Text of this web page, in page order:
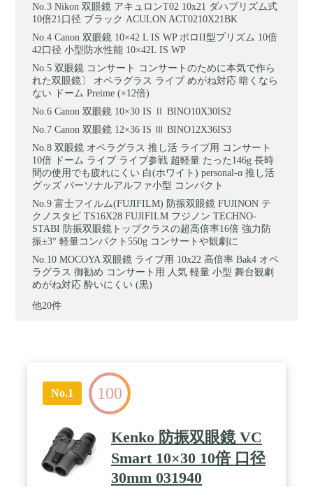
Nikon 双眼鏡 アキュロンT02 10x21 ダハプリズム式
10倍21口径 ブラック ACULON ACT0210X21BK
Canon 双眼鏡 10×42 L IS WP ポロII型プリズム 10倍
42口径 小型防水性能 10×42L IS WP
双眼鏡 コンサート コンサートのために本気で作ら
れた双眼鏡〕 オペラグラス ライブ めがね対応 暗くなら
ない ドーム Preime (×12倍)
Canon 双眼鏡 10×30 IS Ⅱ BINO10X30IS2
Canon 双眼鏡 12×36 IS Ⅲ BINO12X36IS3
双眼鏡 オペラグラス 推し活 ライブ用 コンサート
10倍 ドーム ライブ ライブ参戦 超軽量 たった146g 長時
間の使用でも疲れにくい 白(ホワイト) personal-α 推し活
グッズ パーソナルアルファ小型 コンパクト
富士フイルム(FUJIFILM) 防振双眼鏡 FUJINON テ
クノスタビ TS16X28 FUJIFILM フジノン TECHNO-
STABI 防振双眼鏡トップクラスの超高倍率16倍 強力防
振±3° 軽量コンパクト550g コンサートや観劇に
MOCOYA 双眼鏡 ライブ用 10x22 高倍率 Bak4 オペ
ラグラス 御勧め コンサート用 人気 軽量 小型 舞台観劇
めがね対応 酔いにくい (黒)
他20件
No.1 100
Kenko 防振双眼鏡 VC
Smart 10×30 10倍 口径
30mm 031940